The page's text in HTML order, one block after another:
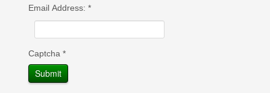
Email Address: *
Captcha *
Submit